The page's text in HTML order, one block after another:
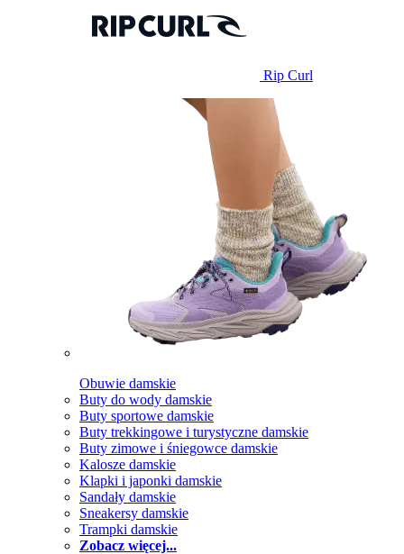
Rip Curl
Obuwie damskie
Buty do wody damskie
Buty sportowe damskie
Buty trekkingowe i turystyczne damskie
Buty zimowe i śniegowce damskie
Kalosze damskie
Klapki i japonki damskie
Sandały damskie
Sneakersy damskie
Trampki damskie
Zobacz więcej...